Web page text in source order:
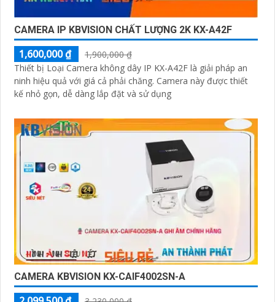
CAMERA IP KBVISION CHẤT LƯỢNG 2K KX-A42F
1,600,000 ₫
1,900,000 ₫
Thiết bị Loại Camera không dây IP KX-A42F là giải pháp an
ninh hiệu quả với giá cả phải chăng. Camera này được thiết
kế nhỏ gọn, dễ dàng lắp đặt và sử dụng
CAMERA KBVISION KX-CAIF4002SN-A